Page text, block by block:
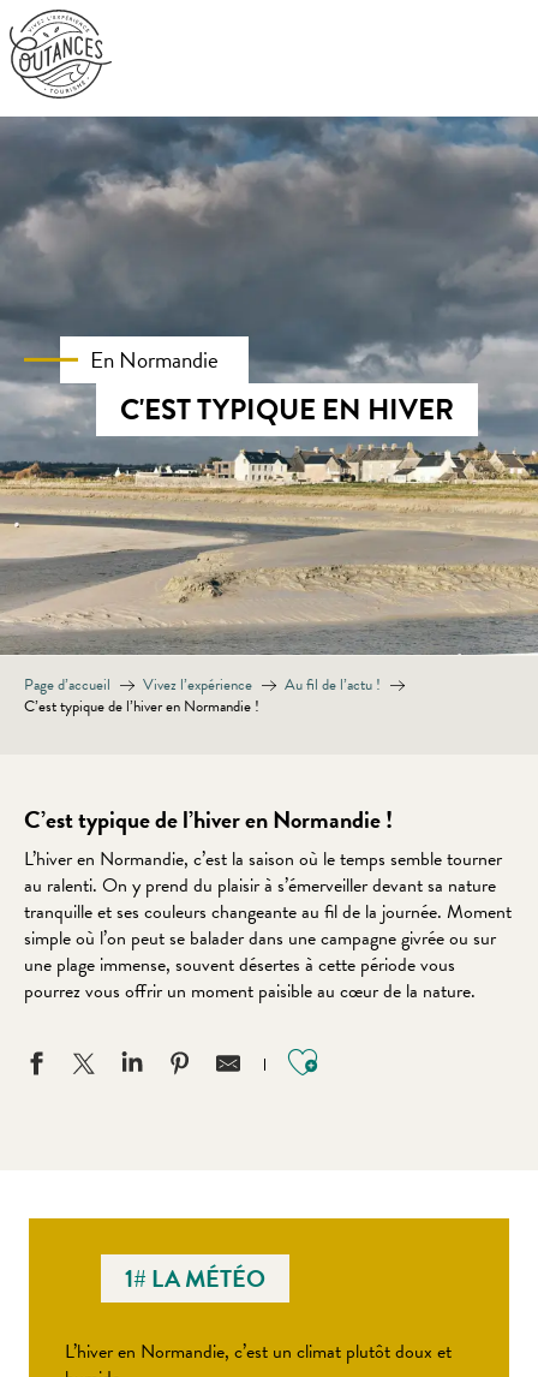
Aller
au
contenu
principal
En Normandie
C'EST TYPIQUE EN HIVER
Page d’accueil Vivez l’expérience
Au fil de l’actu !
C’est typique de l’hiver en Normandie !
C’est typique de l’hiver en Normandie !
L’hiver en Normandie, c’est la saison où le temps semble tourner
au ralenti. On y prend du plaisir à s’émerveiller devant sa nature
tranquille et ses couleurs changeante au fil de la journée. Moment
simple où l’on peut se balader dans une campagne givrée ou sur
une plage immense, souvent désertes à cette période vous
pourrez vous offrir un moment paisible au cœur de la nature.
Ajouter aux
1# LA MÉTÉO
L’hiver en Normandie, c’est un climat plutôt doux et